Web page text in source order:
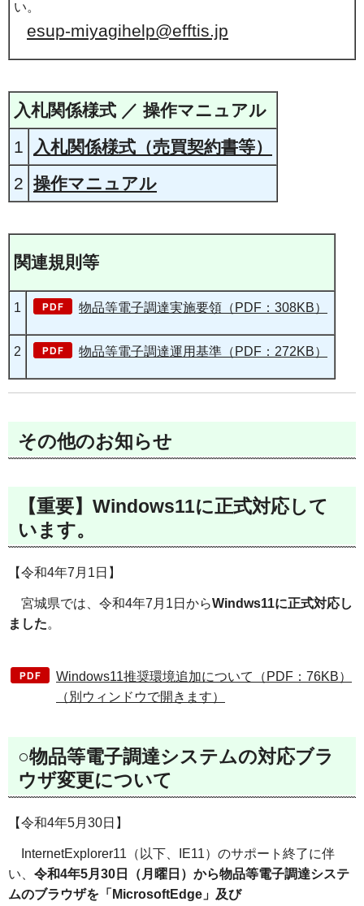
い。
esup-miyagihelp@efftis.jp
入札関係様式 ／ 操作マニュアル
1
入札関係様式（売買契約書等）
2 操作マニュアル
関連規則等
1 物品等電子調達実施要領（PDF：308KB）
2 物品等電子調達運用基準（PDF：272KB）
その他のお知らせ
【重要】Windows11に正式対応して
います。
【令和4年7月1日】
宮城県では、令和4年7月1日からWindws11に正式対応し
ました。
Windows11推奨環境追加について（PDF：76KB）
（別ウィンドウで開きます）
○物品等電子調達システムの対応ブラ
ウザ変更について
【令和4年5月30日】
InternetExplorer11（以下、IE11）のサポート終了に伴
い、 令和4年5月30日（月曜日）から物品等電子調達システ
ムのブラウザを「MicrosoftEdge」及び